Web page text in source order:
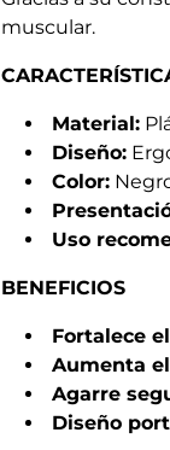
muscular.
Material:
Diseño:
Color:
Uso
BENEFICIOS
Fortalece
Aumenta
Agarre
Diseño